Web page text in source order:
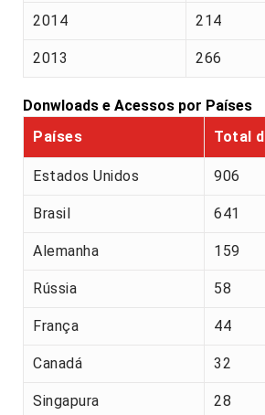
2014 214
2013 266
Donwloads e Acessos por Países
Países
Total
Estados Unidos 906
Brasil 641
Alemanha 159
Rússia 58
França 44
Canadá 32
Singapura 28